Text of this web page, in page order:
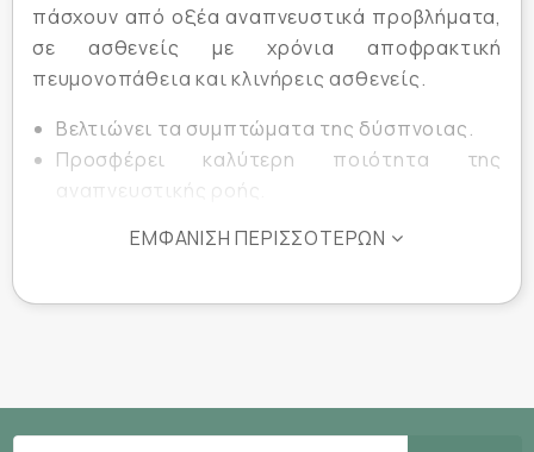
πάσχουν από οξέα αναπνευστικά προβλήματα,
σε ασθενείς με χρόνια αποφρακτική
πευμονοπάθεια και κλινήρεις ασθενείς.
Βελτιώνει τα συμπτώματα της δύσπνοιας.
Προσφέρει καλύτερη ποιότητα της
αναπνευστικής ροής.
εσωτερικό καθαρισμό.
ανταλλακτικό φίλτρο.
Εγγύηση :2 Έτη
ΕΜΦΆΝΙΣΗ ΠΕΡΙΣΣΌΤΕΡΩΝ